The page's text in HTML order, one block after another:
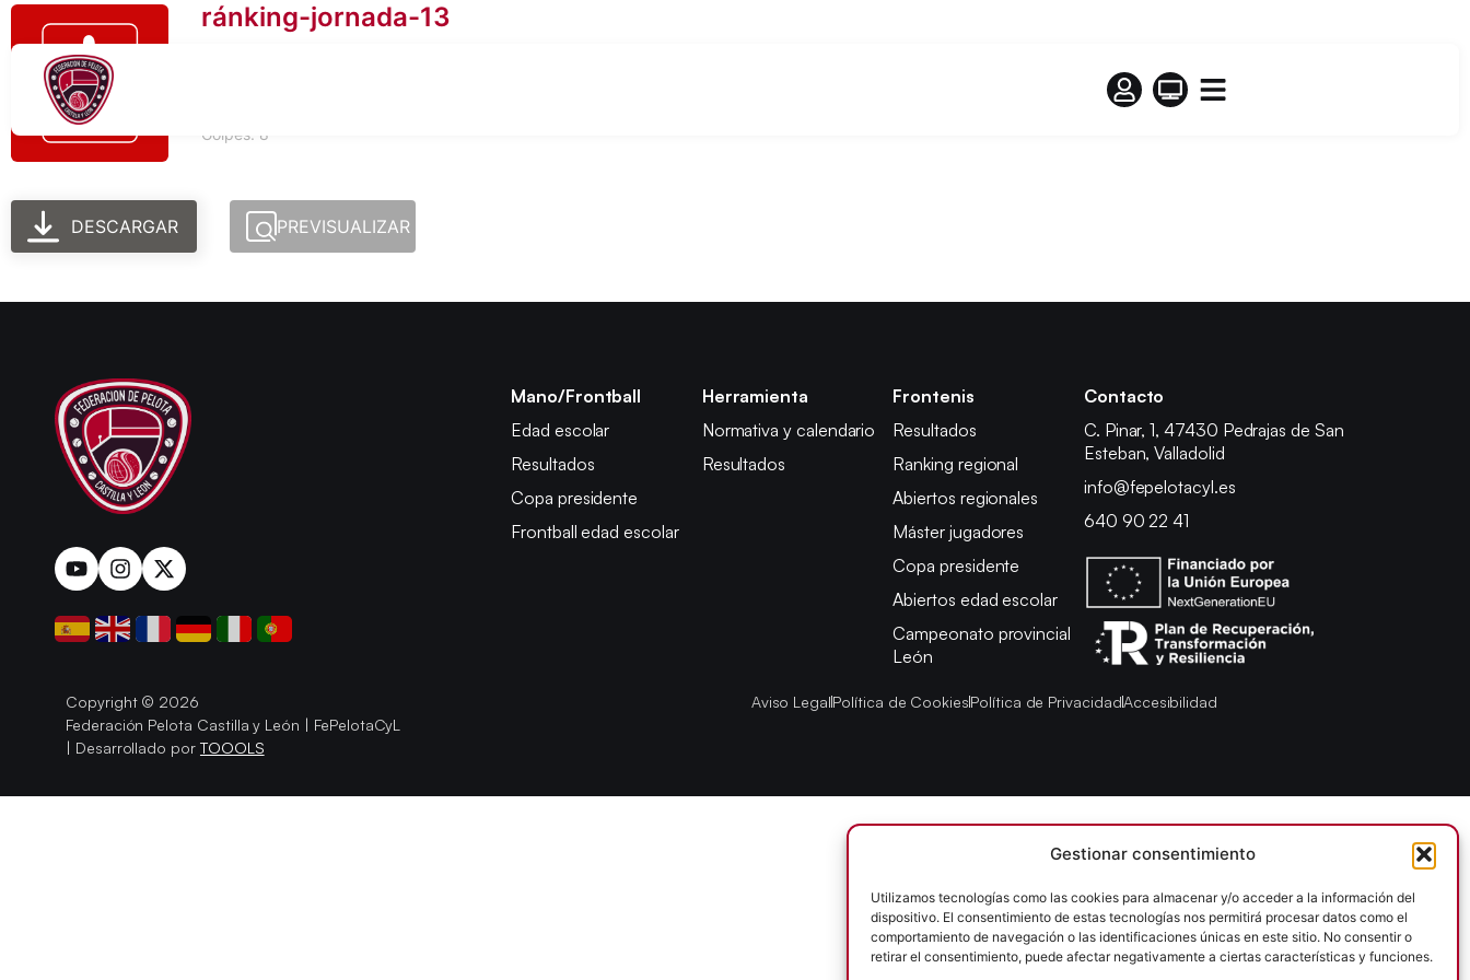
Gestionar consentimiento
Utilizamos tecnologías como las cookies para almacenar y/o acceder a la información del
dispositivo. El consentimiento de estas tecnologías nos permitirá procesar datos como el
comportamiento de navegación o las identificaciones únicas en este sitio. No consentir o
retirar el consentimiento, puede afectar negativamente a ciertas características y funciones.
ránking-jornada-13
Golpes: 8
DESCARGAR PREVISUALIZAR
Mano/Frontball
Edad escolar
Resultados
Copa presidente
Frontball edad escolar
Herramienta
Normativa y calendario
Resultados
Frontenis
Resultados
Ranking regional
Abiertos regionales
Máster jugadores
Copa presidente
Abiertos edad escolar
Campeonato provincial
León
Contacto
C. Pinar, 1, 47430 Pedrajas de San
Esteban, Valladolid
info@fepelotacyl.es
640 90 22 41
Copyright © 2026
Federación Pelota Castilla y León | FePelotaCyL
| Desarrollado por TOOOLS
Aviso LegalPolítica de CookiesPolítica de PrivacidadAccesibilidad